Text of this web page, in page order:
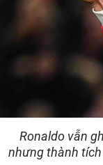
Ronaldo vẫn
nhưng thành